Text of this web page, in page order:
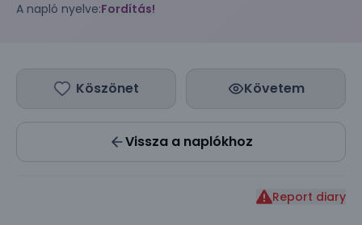
A napló nyelve:Fordítás!
Köszönet Követem
Vissza a naplókhoz
Report diary